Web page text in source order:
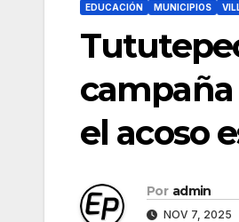
EDUCACIÓN MUNICIPIOS
campaña
el acoso
Por admin
NOV 7, 2025